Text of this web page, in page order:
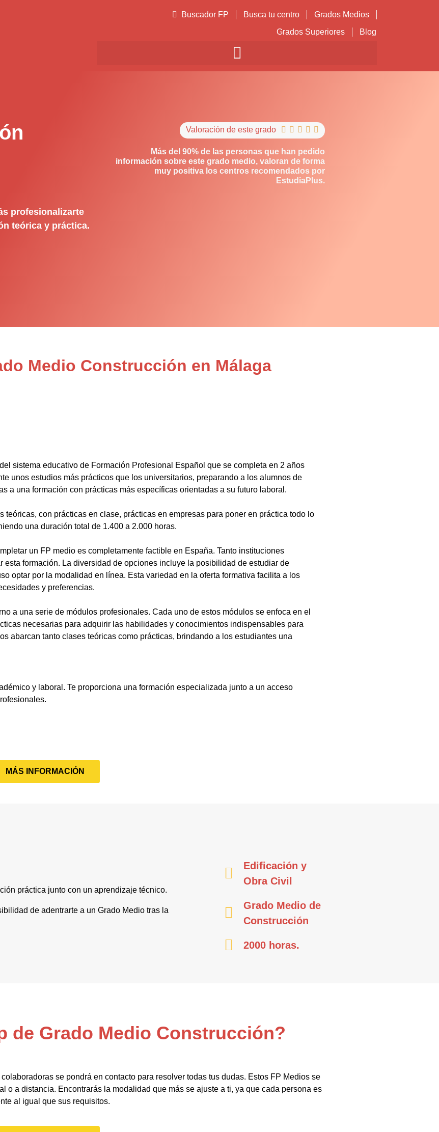
Buscador FP Busca tu centro
Grados Medios
Grados Superiores
Blog
profesionalizarte
teórica y práctica.
Valoración de este grado     
Más del 90% de las personas que han pedido
información sobre este grado medio, valoran de forma
muy positiva los centros recomendados por
EstudiaPlus.
Medio Construcción en Málaga
sistema educativo de Formación Profesional Español que se completa en 2 años
unos estudios más prácticos que los universitarios, preparando a los alumnos de
a una formación con prácticas más específicas orientadas a su futuro laboral.
con prácticas en clase, prácticas en empresas para poner en práctica todo lo
una duración total de 1.400 a 2.000 horas.
un FP medio es completamente factible en España. Tanto instituciones
formación. La diversidad de opciones incluye la posibilidad de estudiar de
optar por la modalidad en línea. Esta variedad en la oferta formativa facilita a los
y preferencias.
a una serie de módulos profesionales. Cada uno de estos módulos se enfoca en el
necesarias para adquirir las habilidades y conocimientos indispensables para
abarcan tanto clases teóricas como prácticas, brindando a los estudiantes una
y laboral. Te proporciona una formación especializada junto a un acceso
MÁS INFORMACIÓN
práctica junto con un aprendizaje técnico.
de adentrarte a un Grado Medio tras la
Edificación y
Obra Civil
Grado Medio de
Construcción
2000 horas.
de Grado Medio Construcción?
se pondrá en contacto para resolver todas tus dudas. Estos FP Medios se
o a distancia. Encontrarás la modalidad que más se ajuste a ti, ya que cada persona es
al igual que sus requisitos.